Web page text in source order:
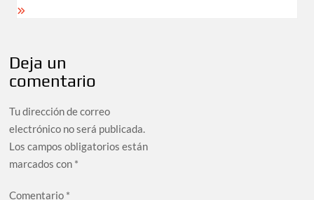
Deja un
comentario
Tu dirección de correo
electrónico no será publicada.
Los campos obligatorios están
marcados con *
Comentario *